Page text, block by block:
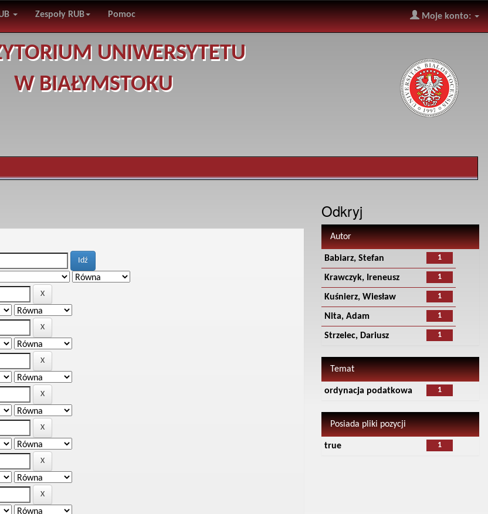
Zespoły RUB Pomoc Moje konto:
UNIWERSYTETU
W BIAŁYMSTOKU
Odkryj
Autor
1
Babiarz, Stefan
1
Krawczyk, Ireneusz
1
Kuśnierz, Wiesław
1
Nita, Adam
1
Strzelec, Dariusz
Temat
1
ordynacja podatkowa
Posiada pliki pozycji
1
true